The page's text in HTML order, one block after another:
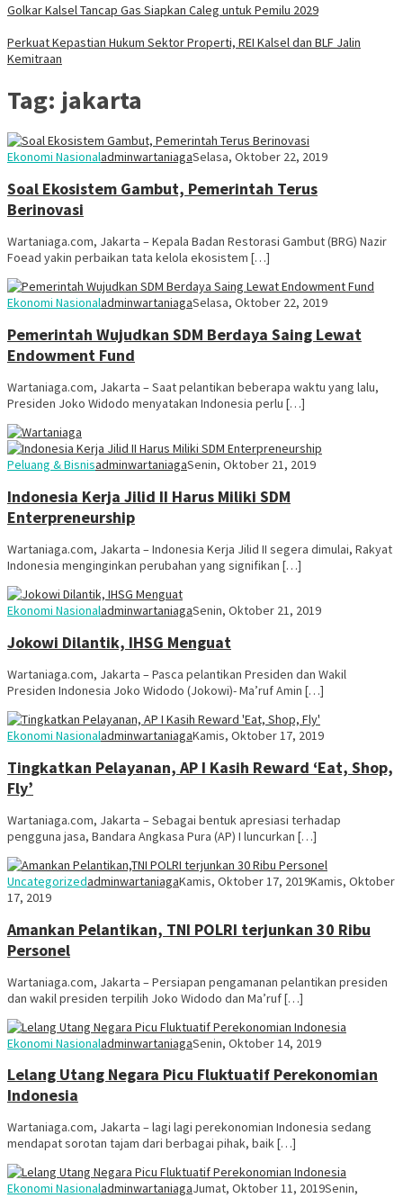
Golkar Kalsel Tancap Gas Siapkan Caleg untuk Pemilu 2029
Perkuat Kepastian Hukum Sektor Properti, REI Kalsel dan BLF Jalin
Kemitraan
Tag: jakarta
Ekonomi NasionaladminwartaniagaSelasa, Oktober 22, 2019
Soal Ekosistem Gambut, Pemerintah Terus
Berinovasi
Wartaniaga.com, Jakarta – Kepala Badan Restorasi Gambut (BRG) Nazir
Foead yakin perbaikan tata kelola ekosistem […]
Ekonomi NasionaladminwartaniagaSelasa, Oktober 22, 2019
Pemerintah Wujudkan SDM Berdaya Saing Lewat
Endowment Fund
Wartaniaga.com, Jakarta – Saat pelantikan beberapa waktu yang lalu,
Presiden Joko Widodo menyatakan Indonesia perlu […]
Peluang & BisnisadminwartaniagaSenin, Oktober 21, 2019
Indonesia Kerja Jilid II Harus Miliki SDM
Enterpreneurship
Wartaniaga.com, Jakarta – Indonesia Kerja Jilid II segera dimulai, Rakyat
Indonesia menginginkan perubahan yang signifikan […]
Ekonomi NasionaladminwartaniagaSenin, Oktober 21, 2019
Jokowi Dilantik, IHSG Menguat
Wartaniaga.com, Jakarta – Pasca pelantikan Presiden dan Wakil
Presiden Indonesia Joko Widodo (Jokowi)- Ma’ruf Amin […]
Ekonomi NasionaladminwartaniagaKamis, Oktober 17, 2019
Tingkatkan Pelayanan, AP I Kasih Reward ‘Eat, Shop,
Fly’
Wartaniaga.com, Jakarta – Sebagai bentuk apresiasi terhadap
pengguna jasa, Bandara Angkasa Pura (AP) I luncurkan […]
UncategorizedadminwartaniagaKamis, Oktober 17, 2019Kamis, Oktober
17, 2019
Amankan Pelantikan, TNI POLRI terjunkan 30 Ribu
Personel
Wartaniaga.com, Jakarta – Persiapan pengamanan pelantikan presiden
dan wakil presiden terpilih Joko Widodo dan Ma’ruf […]
Ekonomi NasionaladminwartaniagaSenin, Oktober 14, 2019
Lelang Utang Negara Picu Fluktuatif Perekonomian
Indonesia
Wartaniaga.com, Jakarta – lagi lagi perekonomian Indonesia sedang
mendapat sorotan tajam dari berbagai pihak, baik […]
Ekonomi NasionaladminwartaniagaJumat, Oktober 11, 2019Senin,